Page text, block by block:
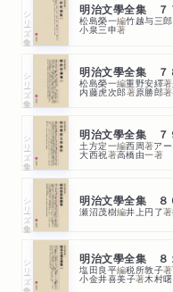
シリーズ・全集 明治文學全集 ７
松島榮一編竹越与三郎
小泉三申著
シリーズ・全集 明治文學全集 ７
松島榮一編重野安繹著
内藤虎次郎著原勝郎著
シリーズ・全集 明治文學全集 ７
土方定一編西周著ア
大西祝著高橋由一著
シリーズ・全集 明治文學全集
瀬沼茂樹編井上円了著
シリーズ・全集 明治文學全集 ８
塩田良平編税所敦子著
小金井喜美子著木村曙